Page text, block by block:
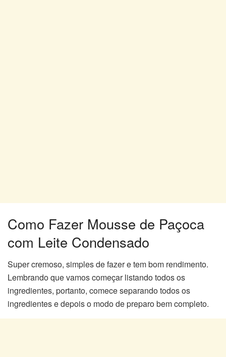
Como Fazer Mousse de Paçoca
com Leite Condensado
Super cremoso, simples de fazer e tem bom rendimento.
Lembrando que vamos começar listando todos os
ingredientes, portanto, comece separando todos os
ingredientes e depois o modo de preparo bem completo.